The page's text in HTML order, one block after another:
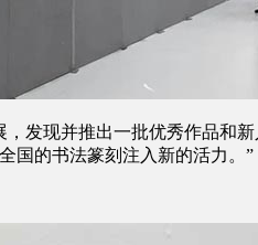
发现并推出一批优秀作品和
国的书法篆刻注入新的活力。”